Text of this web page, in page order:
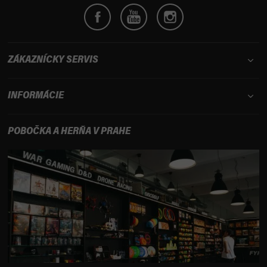
ZÁKAZNÍCKY SERVIS
INFORMÁCIE
POBOČKA A HERŇA V PRAHE